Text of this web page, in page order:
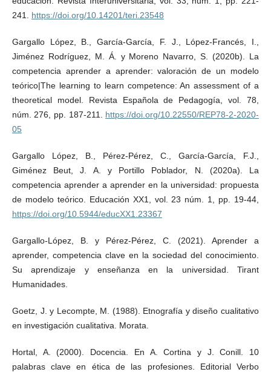
241. https://doi.org/10.14201/teri.23548
Gargallo López, B., García-García, F. J., López-Francés, I.,
Jiménez Rodríguez, M. Á. y Moreno Navarro, S. (2020b). La
competencia aprender a aprender: valoración de un modelo
teórico|The learning to learn competence: An assessment of a
theoretical model. Revista Española de Pedagogía, vol. 78,
núm. 276, pp. 187-211. https://doi.org/10.22550/REP78-2-2020-
05
Gargallo López, B., Pérez-Pérez, C., García-García, F.J.,
Giménez Beut, J. A. y Portillo Poblador, N. (2020a). La
competencia aprender a aprender en la universidad: propuesta
de modelo teórico. Educación XX1, vol. 23 núm. 1, pp. 19-44,
https://doi.org/10.5944/educXX1.23367
Gargallo-López, B. y Pérez-Pérez, C. (2021). Aprender a
aprender, competencia clave en la sociedad del conocimiento.
Su aprendizaje y enseñanza en la universidad. Tirant
Humanidades.
Goetz, J. y Lecompte, M. (1988). Etnografía y diseño cualitativo
en investigación cualitativa. Morata.
Hortal, A. (2000). Docencia. En A. Cortina y J. Conill. 10
palabras clave en ética de las profesiones. Editorial Verbo